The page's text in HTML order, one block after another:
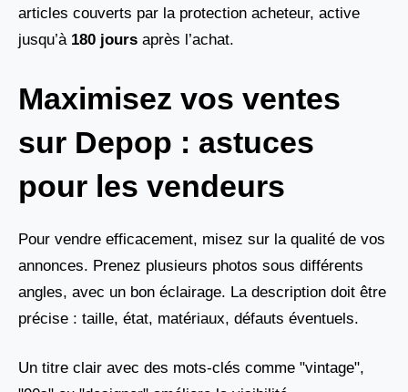
articles couverts par la protection acheteur, active
jusqu’à 180 jours après l’achat.
Maximisez vos ventes
sur Depop : astuces
pour les vendeurs
Pour vendre efficacement, misez sur la qualité de vos
annonces. Prenez plusieurs photos sous différents
angles, avec un bon éclairage. La description doit être
précise : taille, état, matériaux, défauts éventuels.
Un titre clair avec des mots-clés comme "vintage",